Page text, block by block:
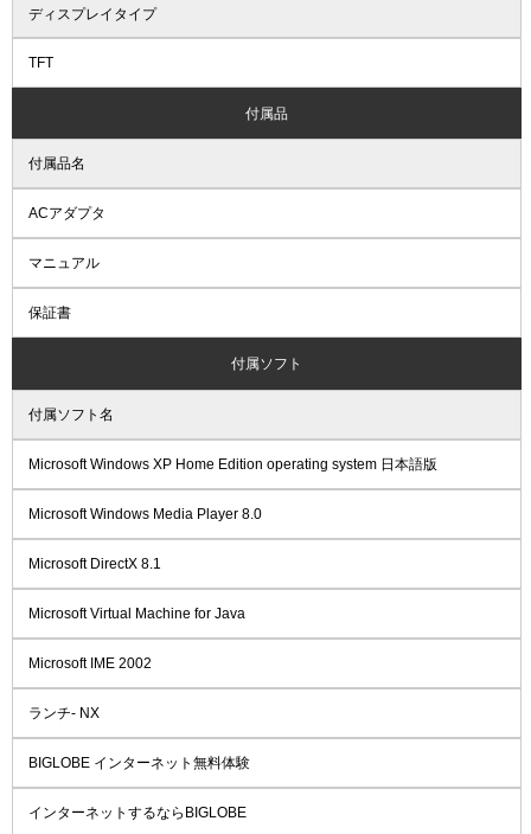
ディスプレイタイプ
TFT
付属品
付属品名
ACアダプタ
マニュアル
保証書
付属ソフト
付属ソフト名
Microsoft Windows XP Home Edition operating system 日本語版
Microsoft Windows Media Player 8.0
Microsoft DirectX 8.1
Microsoft Virtual Machine for Java
Microsoft IME 2002
ランチ- NX
BIGLOBE インターネット無料体験
インターネットするならBIGLOBE